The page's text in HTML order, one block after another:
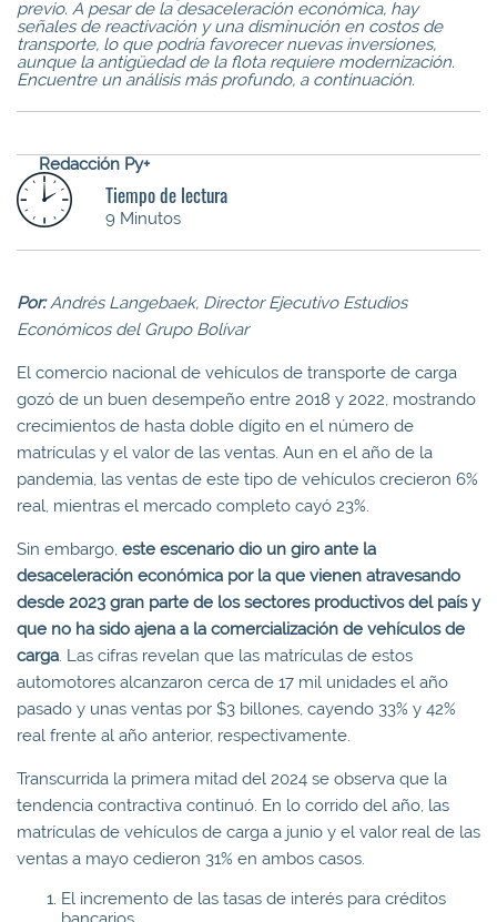
previo. A pesar de la desaceleración económica, hay
señales de reactivación y una disminución en costos de
transporte, lo que podría favorecer nuevas inversiones,
aunque la antigüedad de la flota requiere modernización.
Encuentre un análisis más profundo, a continuación.
Redacción Py+
Tiempo de lectura
9 Minutos
Por:Andrés Langebaek, Director Ejecutivo Estudios
Económicos del Grupo Bolívar
El comercio nacional de vehículos de transporte de carga
gozó de un buen desempeño entre 2018 y 2022, mostrando
crecimientos de hasta doble dígito en el número de
matrículas y el valor de las ventas. Aun en el año de la
pandemia, las ventas de este tipo de vehículos crecieron 6%
real, mientras el mercado completo cayó 23%.
Sin embargo, este escenario dio un giro ante la
desaceleración económica por la que vienen atravesando
desde 2023 gran parte de los sectores productivos del país y
que no ha sido ajena a la comercialización de vehículos de
carga. Las cifras revelan que las matrículas de estos
automotores alcanzaron cerca de 17 mil unidades el año
pasado y unas ventas por $3 billones, cayendo 33% y 42%
real frente al año anterior, respectivamente.
Transcurrida la primera mitad del 2024 se observa que la
tendencia contractiva continuó. En lo corrido del año, las
matrículas de vehículos de carga a junio y el valor real de las
ventas a mayo cedieron 31% en ambos casos.
El incremento de las tasas de interés para créditos